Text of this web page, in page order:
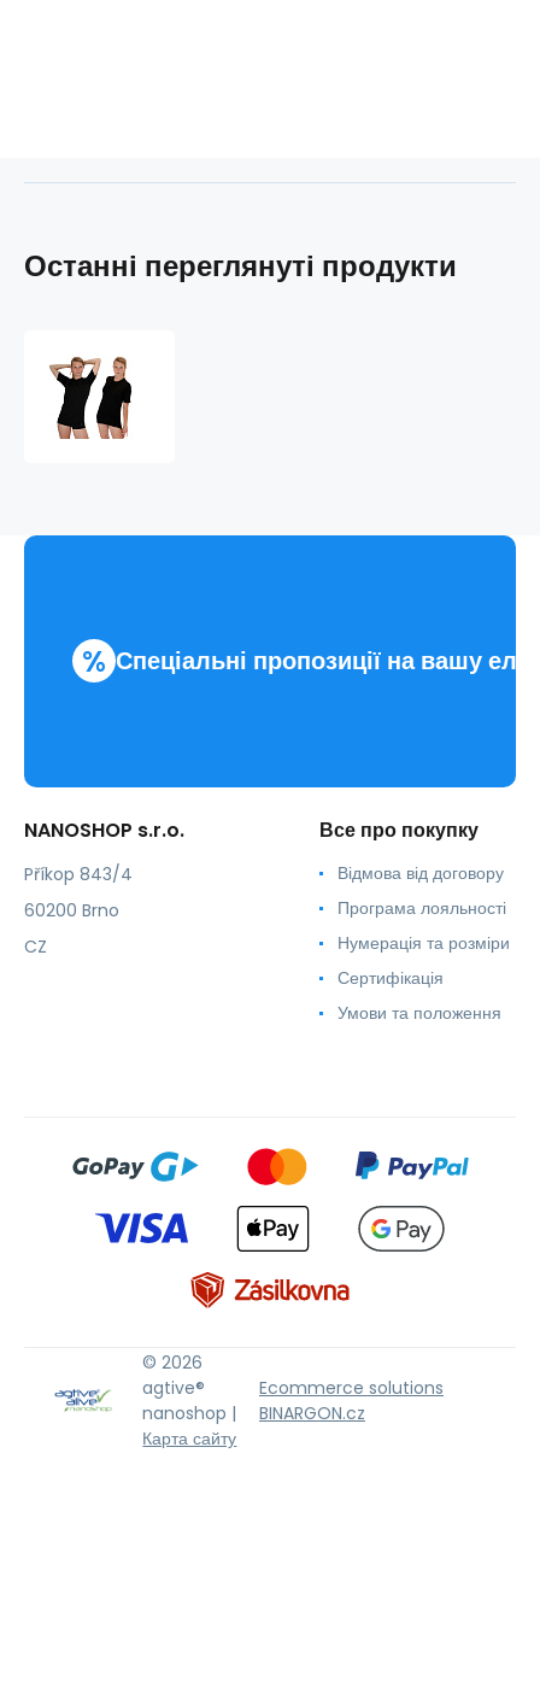
Останні переглянуті продукти
% Спеціальні пропозиції на вашу
NANOSHOP s.r.o.
Příkop 843/4
60200 Brno
CZ
Все про покупку
Відмова від договору
Програма лояльності
Нумерація та розміри
Сертифікація
Умови та положення
© 2026
agtive®
nanoshop |
Карта сайту
Ecommerce solutions
BINARGON.cz